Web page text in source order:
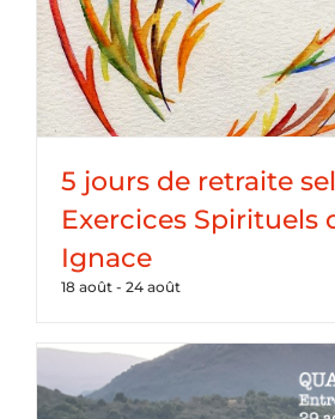
5 jours de retraite
Exercices Spirituels
Ignace
18 août - 24 août